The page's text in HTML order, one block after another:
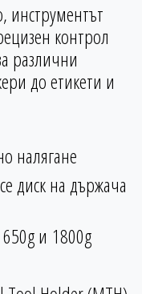
инструментът
контрол
различни
до етикети и
налягане
диск на държача
и 1800g